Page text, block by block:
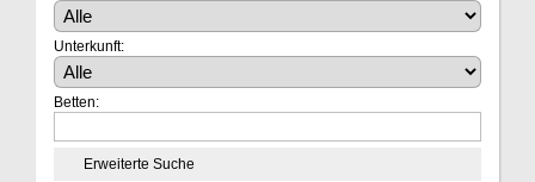
Unterkunft:
Betten:
Erweiterte Suche